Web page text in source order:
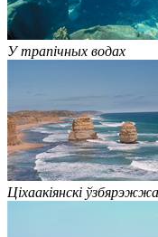
У трапічных водах
Ціхаакіянскі